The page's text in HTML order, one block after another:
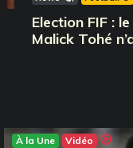
Election FIF :
Malick Tohé
À la Une Vidéo